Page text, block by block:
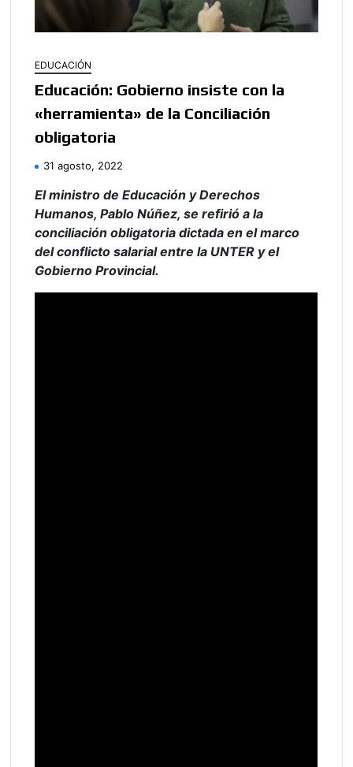
EDUCACIÓN
Educación: Gobierno insiste con la
«herramienta» de la Conciliación
obligatoria
31 agosto, 2022
El ministro de Educación y Derechos
Humanos, Pablo Núñez, se refirió a la
conciliación obligatoria dictada en el marco
del conflicto salarial entre la UNTER y el
Gobierno Provincial.